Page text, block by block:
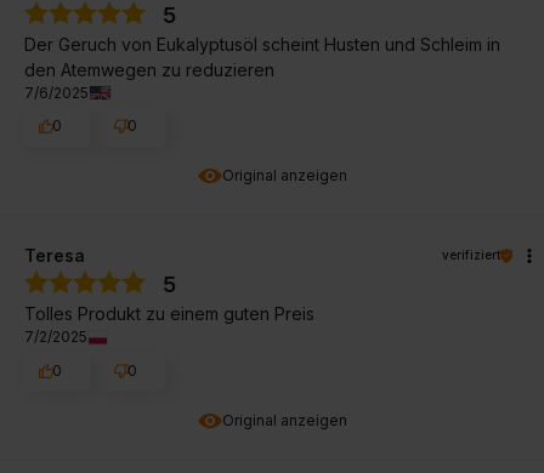
Original anzeigen
5
Der Geruch von Eukalyptusöl scheint Husten und Schleim in
den Atemwegen zu reduzieren
7/6/2025
0
0
Original anzeigen
Teresa verifiziert
5
Tolles Produkt zu einem guten Preis
7/2/2025
0
0